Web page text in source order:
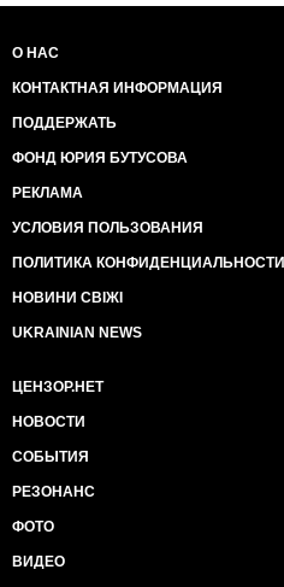
О НАС
КОНТАКТНАЯ ИНФОРМАЦИЯ
ПОДДЕРЖАТЬ
ФОНД ЮРИЯ БУТУСОВА
РЕКЛАМА
УСЛОВИЯ ПОЛЬЗОВАНИЯ
ПОЛИТИКА КОНФИДЕНЦИАЛЬНОСТИ
НОВИНИ СВІЖІ
UKRAINIAN NEWS
ЦЕНЗОР.НЕТ
НОВОСТИ
СОБЫТИЯ
РЕЗОНАНС
ФОТО
ВИДЕО